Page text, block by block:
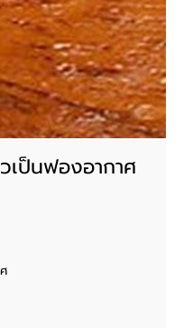
เป็นฟองอากาศ